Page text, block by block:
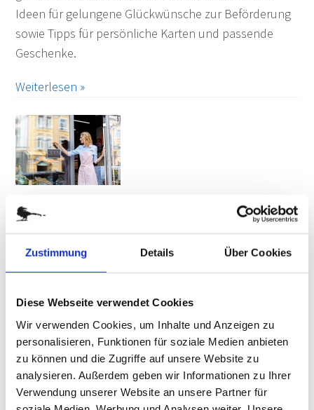
Zustimmung Details Über Cookies
Diese Webseite verwendet Cookies
Wir verwenden Cookies, um Inhalte und Anzeigen zu
personalisieren, Funktionen für soziale Medien anbieten
zu können und die Zugriffe auf unsere Website zu
analysieren. Außerdem geben wir Informationen zu Ihrer
Verwendung unserer Website an unsere Partner für
Ideen für gelungene Glückwünsche zur Beförderung
sowie Tipps für persönliche Karten und passende
Geschenke.
Weiterlesen »
19. März 2025
EINLADUNG ZUR
GESCHÄFTSERÖFFNUNG:
SCHÖNE BEISPIELE FÜR EINE PERFEKTE
EINLADUNG
Eröffnungsfeier. Am Tag der Eröffnung feiert man mit
Gästen all die Mühen, die man sich vorab bei der
Realisierung der selbständigen Existenz, einer
Neugestaltung des Geschäfts oder auch eines